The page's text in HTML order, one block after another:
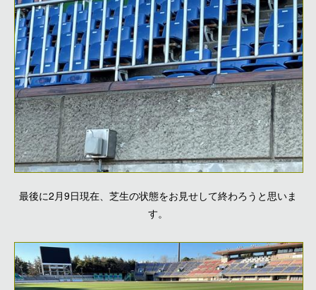
最後に2月9日現在、芝生の状態をお見せして終わろうと思いま
す。